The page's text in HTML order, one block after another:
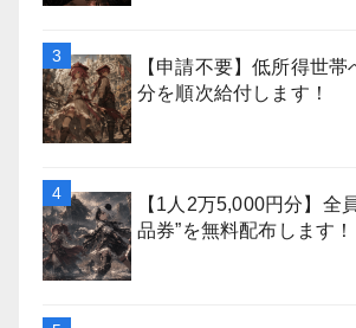
【申請不要】低所得世
分を順次給付します！
【1人2万5,000円分】全
品券”を無料配布します！